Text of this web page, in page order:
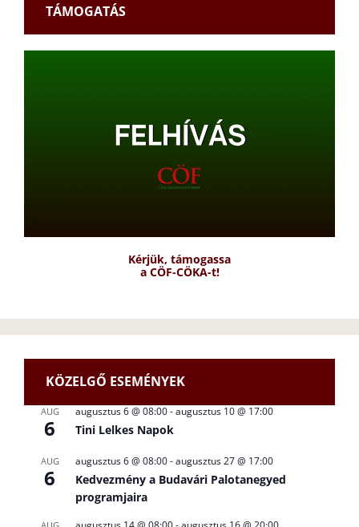
TÁMOGATÁS
Kérjük, támogassa
a CÖF-CÖKA-t!
KÖZELGŐ ESEMÉNYEK
AUG
6
augusztus 6 @ 08:00-augusztus 10 @ 17:00
Tini Lelkes Napok
AUG
6
augusztus 6 @ 08:00-augusztus 27 @ 17:00
Kedvezmény a Budavári Palotanegyed
programjaira